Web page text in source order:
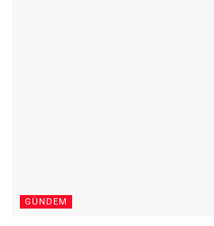
GÜNDEM